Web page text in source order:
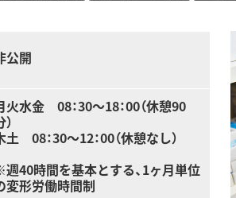
公開
火水金 08：30～18：00（休憩90
土 08：30～12：00（休憩なし）
40時間を基本とする、1ヶ月単位
変形労働時間制